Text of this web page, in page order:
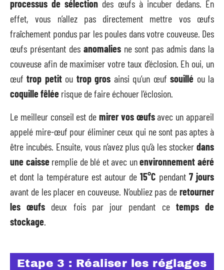
processus de sélection des œufs à incuber dedans. En
effet, vous n’allez pas directement mettre vos œufs
fraîchement pondus par les poules dans votre couveuse. Des
œufs présentant des anomalies ne sont pas admis dans la
couveuse afin de maximiser votre taux d’éclosion. Eh oui, un
œuftrop petitou trop gros ainsi qu’un œufsouillé ou la
coquille fêlée risque de faire échouer l’éclosion.
Le meilleur conseil est de mirer vos œufsavec un appareil
appelé mire-œuf pour éliminer ceux qui ne sont pas aptes à
être incubés. Ensuite, vous n’avez plus qu’à les stocker dans
une caisseremplie de blé et avec unenvironnement aéré
et dont la température est autour de15°C pendant 7 jours
avant de les placer en couveuse. N’oubliez pas de retourner
les œufs deux fois par jour pendant ce temps de
stockage.
Etape 3 : Réaliser les réglages